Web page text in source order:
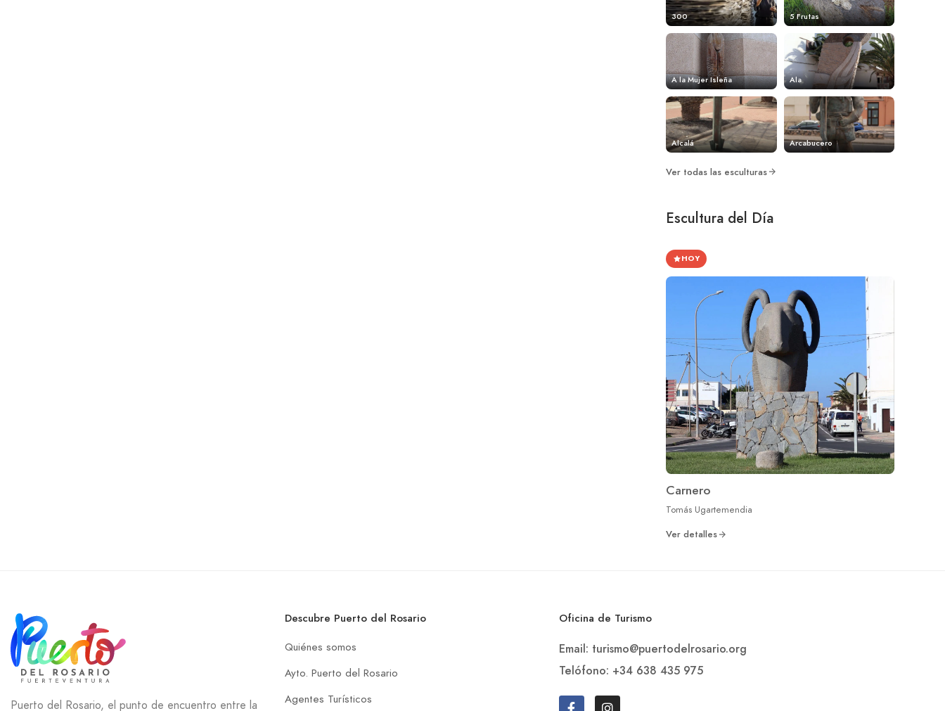
300 5 Frutas
A la Mujer Isleña Ala
Alcalá Arcabucero
Ver todas las esculturas
Escultura del Día
HOY
Carnero
Tomás Ugartemendia
Ver detalles
Puerto del Rosario, el punto de encuentro entre la
Descubre Puerto del Rosario
Quiénes somos
Ayto. Puerto del Rosario
Agentes Turísticos
Oficina de Turismo
Email: turismo@puertodelrosario.org
Telófono: +34 638 435 975